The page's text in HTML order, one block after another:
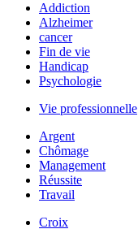
Addiction
Alzheimer
cancer
Fin de vie
Handicap
Psychologie
Vie professionnelle
Argent
Chômage
Management
Réussite
Travail
Croix